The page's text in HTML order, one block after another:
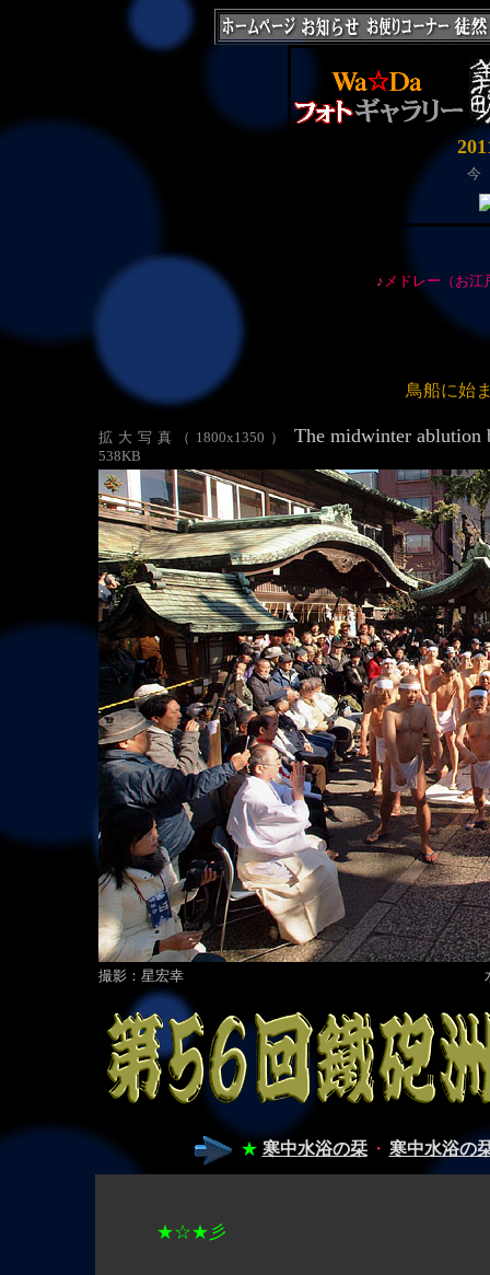
今
♪ メドレー（お江
鳥船に
拡大写真（1800x1350）
538KB
The midwinter ablution
撮影：星宏幸
★ 寒中水浴の栞 ・ 寒中水浴の
★☆★彡